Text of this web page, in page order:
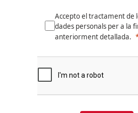
Accepto el tractament de
dades personals per a la
anteriorment detallada.